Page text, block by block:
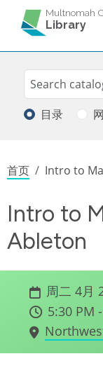
跳转到主要内容
Multnomah
Library
Search
搜索
目录
面包屑
首页 Intro to
Intro to
Ableton
周二 4月
5:30 PM